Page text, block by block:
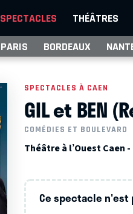
SPECTACLES THÉÂTRES
PARIS BORDEAUX
SPECTACLES À CAEN
GIL et BEN
COMÉDIES ET BOULEVARD
Théâtre à l’Ouest Caen -
Ce spectacle n'est